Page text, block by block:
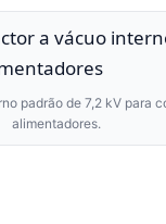
padrão de 7,2 kV para
alimentadores.